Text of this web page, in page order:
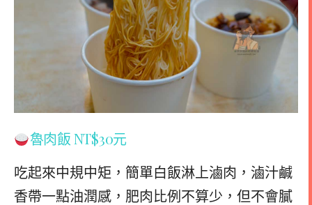
魯肉飯 NT$30元
吃起來中規中矩，簡單白飯淋上滷肉，滷汁鹹
香帶一點油潤感，肥肉比例不算少，但不會膩